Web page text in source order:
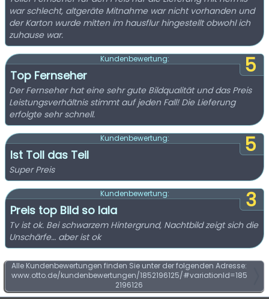
war schlecht, altgeräte Mitnahme war nicht vorhanden und
der Karton wurde mitten im hausflur hingestellt obwohl ich
zuhause war.
5
Kundenbewertung:
Top Fernseher
Der Fernseher hat eine sehr gute Bildqualität und das Preis
Leistungsverhältnis stimmt auf jeden Fall! Die Lieferung
erfolgte sehr schnell.
5
Kundenbewertung:
Ist Toll das Teil
Super Preis
3
Kundenbewertung:
Preis top Bild so lala
Tv ist ok. Bei schwarzem Hintergrund, Nachtbild zeigt sich die
Unschärfe… aber ist ok
Alle Kundenbewertungen finden Sie unter der folgenden Adresse:
www.otto.de/kundenbewertungen/1852196125/#variationId=185
2196126